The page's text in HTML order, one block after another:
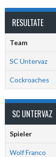
RESULTATE
Team
SC Untervaz
Cockroaches
SC UNTERVAZ
Spieler
Wolf Franco